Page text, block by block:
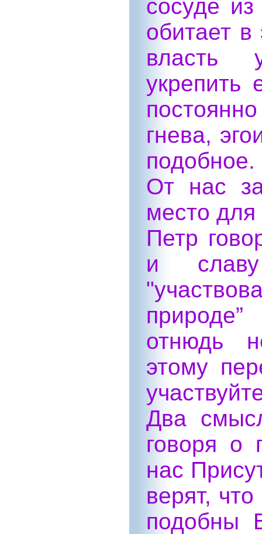
сосуде
обитает
власть
укрепить
гнева,
От нас
место для
Петр
и
отнюдь
этому
Два
говоря о
нас
верят,
подобны